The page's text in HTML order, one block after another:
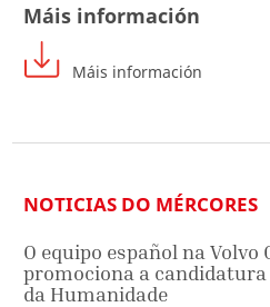
Máis información
Máis información
NOTICIAS DO MÉRCORES
O equipo español na Volvo
promociona a candidatura
da Humanidade